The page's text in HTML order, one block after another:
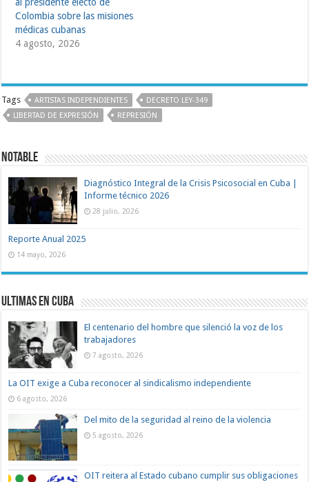
Colombia sobre las misiones
médicas cubanas
4 agosto, 2026
Tags ARTISTAS INDEPENDIENTES
DECRETO LEY-349
LIBERTAD DE EXPRESIÓN
REPRESIÓN
Notable
Diagnóstico Integral de la Crisis Psicosocial en Cuba |
Informe técnico 2026
28 julio, 2026
Reporte Anual 2025
14 mayo, 2026
Ultimas en Cuba
El centenario del hombre que silenció la voz de los
trabajadores
7 agosto, 2026
La OIT exige a Cuba reconocer al sindicalismo independiente
6 agosto, 2026
Del mito de la seguridad al reino de la violencia
5 agosto, 2026
OIT reitera al Estado cubano cumplir sus obligaciones